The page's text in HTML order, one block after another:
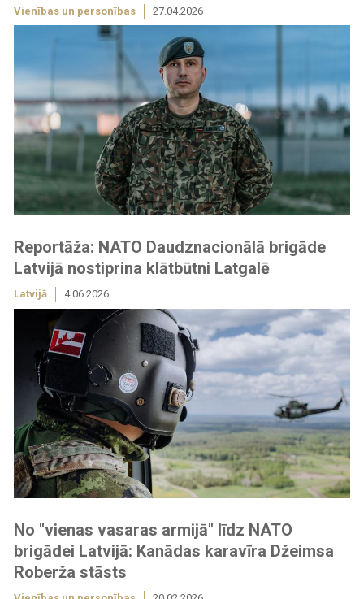
Vienības un personības 27.04.2026
Reportāža: NATO Daudznacionālā brigāde
Latvijā nostiprina klātbūtni Latgalē
Latvijā 4.06.2026
No "vienas vasaras armijā" līdz NATO
brigādei Latvijā: Kanādas karavīra Džeimsa
Roberža stāsts